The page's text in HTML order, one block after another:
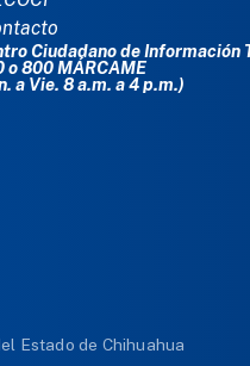
Ciudadano de Información
o 800 MÁRCAME
a Vie. 8 a.m. a 4 p.m.)
Estado de Chihuahua